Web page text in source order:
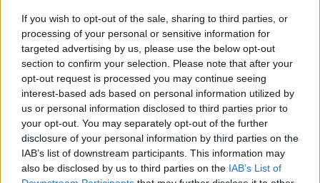
If you wish to opt-out of the sale, sharing to third parties, or
processing of your personal or sensitive information for
targeted advertising by us, please use the below opt-out
section to confirm your selection. Please note that after your
opt-out request is processed you may continue seeing
interest-based ads based on personal information utilized by
us or personal information disclosed to third parties prior to
your opt-out. You may separately opt-out of the further
disclosure of your personal information by third parties on the
IAB’s list of downstream participants. This information may
also be disclosed by us to third parties on the IAB’s List of
2000 /2000
Υποβολή σχολίου
Όροι Χρήσης. Το site προστατεύεται από reCAPTCHA, ισχύουν
Πολιτική Απορρήτου&Όροι Χρήσης της Google.
Lifestyle
LILA